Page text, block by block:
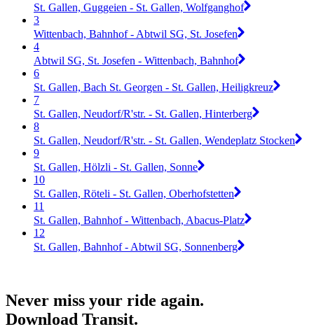
St. Gallen, Guggeien - St. Gallen, Wolfganghof
3
Wittenbach, Bahnhof - Abtwil SG, St. Josefen
4
Abtwil SG, St. Josefen - Wittenbach, Bahnhof
6
St. Gallen, Bach St. Georgen - St. Gallen, Heiligkreuz
7
St. Gallen, Neudorf/R'str. - St. Gallen, Hinterberg
8
St. Gallen, Neudorf/R'str. - St. Gallen, Wendeplatz Stocken
9
St. Gallen, Hölzli - St. Gallen, Sonne
10
St. Gallen, Röteli - St. Gallen, Oberhofstetten
11
St. Gallen, Bahnhof - Wittenbach, Abacus-Platz
12
St. Gallen, Bahnhof - Abtwil SG, Sonnenberg
Never miss your ride again.
Download Transit.